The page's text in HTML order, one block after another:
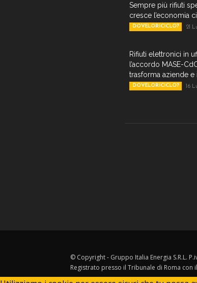
Sempre più rifiuti
cresce l’economia
DOVELORICICLO? 21
Rifiuti elettronici in
l’accordo MASE-
trasforma aziende e
DOVELORICICLO? 16
© Copyright - Gruppo Italia Energia S.R.L.
Registrato presso il Tribunale di Roma con